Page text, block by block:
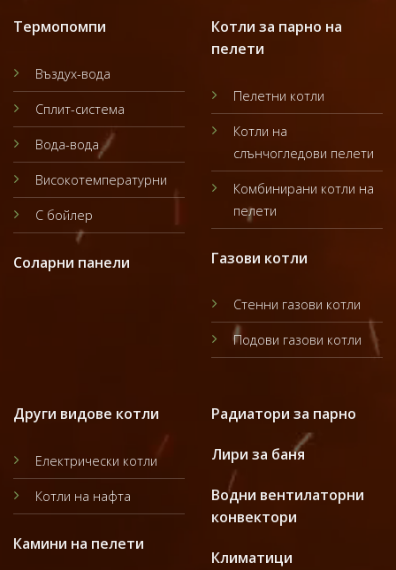
Термопомпи
Въздух-вода
Сплит-система
Вода-вода
Високотемпературни
С бойлер
Соларни панели
Котли за парно на
пелети
Пелетни котли
Котли на
слънчогледови пелети
Комбинирани котли на
пелети
Газови котли
Стенни газови котли
Подови газови котли
Други видове котли
Електрически котли
Котли на нафта
Камини на пелети
Радиатори за парно
Лири за баня
Водни вентилаторни
конвектори
Климатици